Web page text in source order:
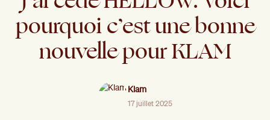
pourquoi c’est une bonne
nouvelle pour KLAM
Klam
17 juillet 2025